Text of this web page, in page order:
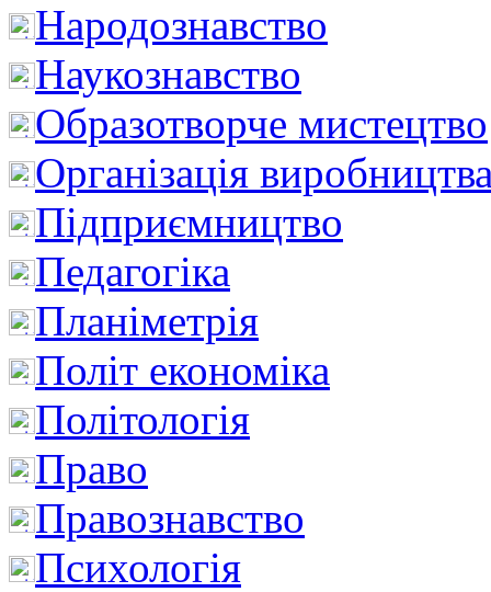
Народознавство
Наукознавство
Образотворче мистецтво
Організація
Підприємництво
Педагогіка
Планіметрія
Політ економіка
Політологія
Право
Правознавство
Психологія